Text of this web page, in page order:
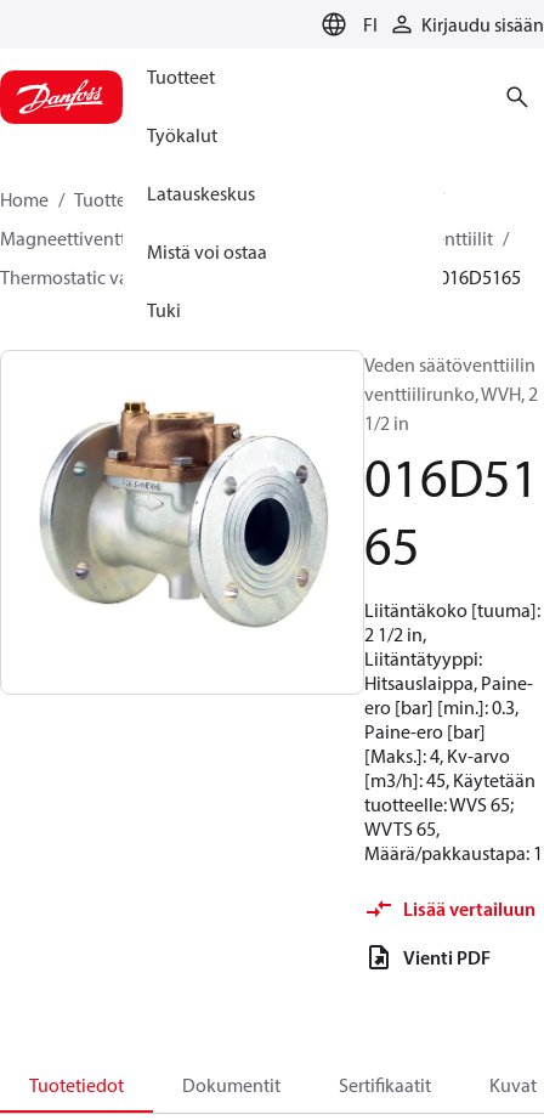
FI Kirjaudu sisään
Tuotteet
Työkalut
Latauskeskus
Mistä voi ostaa
Tuki
Home Tuotteet
Climate Solutions lämmitykseen
Magneettiventtiilit, Fluid Controls
Termostaattiset venttiilit
Thermostatic valves - WVTS - Parts program
016D5165
Veden säätöventtiilin
venttiilirunko, WVH, 2
1/2 in
016D51
65
Liitäntäkoko [tuuma]:
2 1/2 in,
Liitäntätyyppi:
Hitsauslaippa, Paine-
ero [bar] [min.]: 0.3,
Paine-ero [bar]
[Maks.]: 4, Kv-arvo
[m3/h]: 45, Käytetään
tuotteelle: WVS 65;
WVTS 65,
Määrä/pakkaustapa: 1
Lisää vertailuun
Vienti PDF
Tuotetiedot Dokumentit Sertifikaatit Kuvat